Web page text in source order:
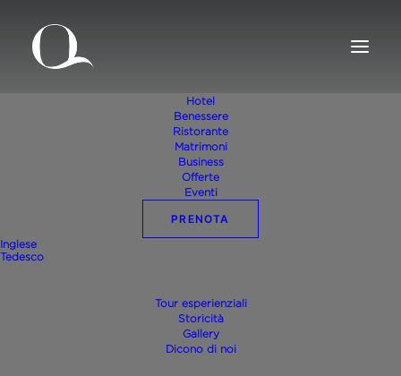
Hotel
Benessere
Ristorante
Matrimoni
Business
Offerte
Eventi
PRENOTA
Inglese
Tedesco
Tour esperienziali
Storicità
Gallery
Dicono di noi